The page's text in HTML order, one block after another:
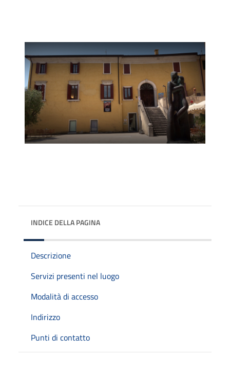
INDICE DELLA PAGINA
Descrizione
Servizi presenti nel luogo
Modalità di accesso
Indirizzo
Punti di contatto